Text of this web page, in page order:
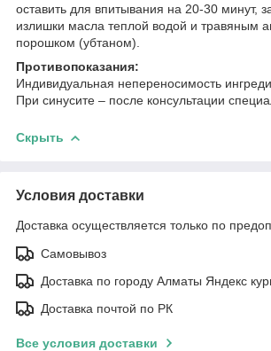
оставить для впитывания на 20-30 минут,
излишки масла теплой водой и травяным
порошком (убтаном).
Противопоказания:
Индивидуальная непереносимость
При синусите – после консультации
Скрыть
Условия доставки
Доставка осуществляется только по
Самовывоз
Доставка по городу Алматы Яндекс
Доставка почтой по РК
Все условия доставки